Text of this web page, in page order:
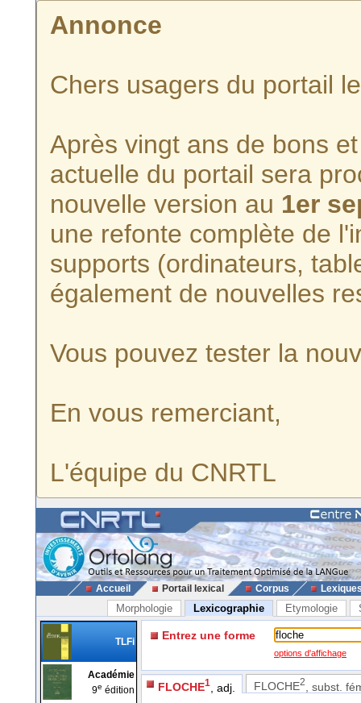
Annonce
Chers usagers du portail
Après vingt ans de bons
actuelle du portail sera
nouvelle version au 1er
une refonte complète de
supports (ordinateurs,
également de nouvelles
Vous pouvez tester la
En vous remerciant,
L'équipe du CNRTL
Accueil Portail lexical Corpus
Morphologie Lexicographie Etymologie
TLFi
Académie
9e édition
Entrez une forme
options d'affichage
FLOCHE1 , adj. FLOCHE2 , subst.